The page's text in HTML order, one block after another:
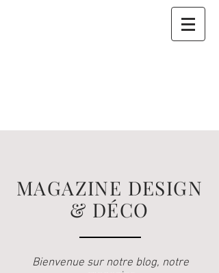
MAGAZINE DESIGN
& DÉCO
Bienvenue sur notre blog, notre